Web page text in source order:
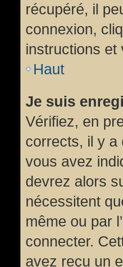
récupéré, il
connexion,
instructions et
Haut
Je suis
Vérifiez, en
corrects, il y a
vous avez
devrez alors
nécessitent
même ou par
connecter.
avez reçu un